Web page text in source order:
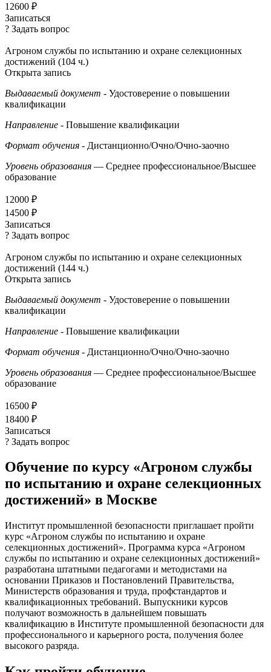
12600 ₽
Записаться
? Задать вопрос
Агроном службы по испытанию и охране селекционных
достижений (104 ч.)
Открыта запись
Выдаваемый документ - Удостоверение о повышении
квалификации
Направление - Повышение квалификации
Формат обучения - Дистанционно/Очно/Очно-заочно
Уровень образования — Среднее профессиональное/Высшее
образование
12000 ₽
14500 ₽
Записаться
? Задать вопрос
Агроном службы по испытанию и охране селекционных
достижений (144 ч.)
Открыта запись
Выдаваемый документ - Удостоверение о повышении
квалификации
Направление - Повышение квалификации
Формат обучения - Дистанционно/Очно/Очно-заочно
Уровень образования — Среднее профессиональное/Высшее
образование
16500 ₽
18400 ₽
Записаться
? Задать вопрос
Обучение по курсу «Агроном службы
по испытанию и охране селекционных
достижений» в Москве
Институт промышленной безопасности приглашает пройти
курс «Агроном службы по испытанию и охране
селекционных достижений». Программа курса «Агроном
службы по испытанию и охране селекционных достижений»
разработана штатными педагогами и методистами на
основании Приказов и Постановлений Правительства,
Министерств образования и труда, профстандартов и
квалификационных требований. Выпускники курсов
получают возможность в дальнейшем повышать
квалификацию в Институте промышленной безопасности для
профессионального и карьерного роста, получения более
высокого разряда.